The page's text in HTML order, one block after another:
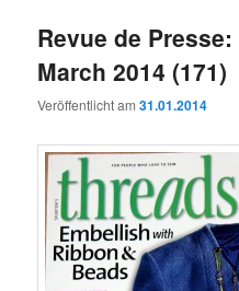
Revue de
March 2014 (171)
Veröffentlicht am31.01.2014